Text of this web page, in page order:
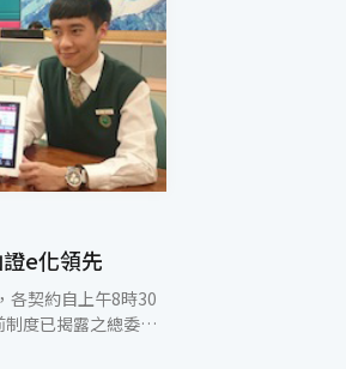
e化領先
各契約自上午8時30
度已揭露之總委